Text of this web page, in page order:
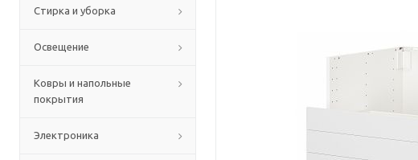
Стирка и уборка
Освещение
Ковры и напольные
покрытия
Электроника